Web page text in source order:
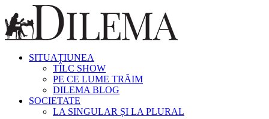
SITUAȚIUNEA
TÎLC SHOW
PE CE LUME TRĂIM
DILEMA BLOG
SOCIETATE
LA SINGULAR ȘI LA PLURAL